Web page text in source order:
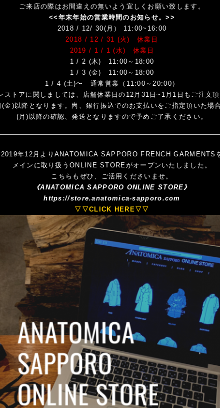
ご来店の際はお間違えの無いよう宜しくお願い致します。
<<年末年始の営業時間のお知らせ。>>
2018 / 12/ 30(月） 11:00~16:00
2018 / 12 / 31 (火) 休業日
2019 / 1 / 1 (水) 休業日
1 / 2 (木) 11:00～18:00
1 / 3 (金) 11:00～18:00
1 / 4 (土)〜 通常営業（11:00～20:00）
トアに関しましては、店舗休業日の12月31日~1月1日もご注文
金)以降となります。尚、銀行振込でのお支払いをご指定頂いた場
(月)以降の確認、発送となりますので予めご了承ください。
2019年12月よりANATOMICA SAPPORO FRENCH GARMENTS
メインに取り扱うONLINE STOREがオープンいたしました。
こちらもぜひ、ご活用くださいませ。
《ANATOMICA SAPPORO ONLINE STORE》
https://store.anatomica-sapporo.com
▽▽CLICK HERE▽▽